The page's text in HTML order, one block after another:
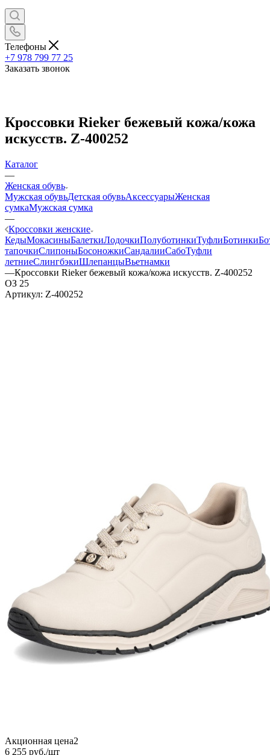
Телефоны
+7 978 799 77 25
Заказать звонок
Кроссовки Rieker бежевый кожа/кожа
искусств. Z-400252
Каталог
—
Женская обувь
Мужская обувьДетская обувьАксессуарыЖенская
сумкаМужская сумка
—
Кроссовки женские
КедыМокасиныБалеткиЛодочкиПолуботинкиТуфлиБотинки
тапочкиСлипоныБосоножкиСандалииСабоТуфли
летниеСлингбэкиШлепанцыВьетнамки
—Кроссовки Rieker бежевый кожа/кожа искусств. Z-400252
ОЗ 25
Артикул: Z-400252
Акционная цена2
6 255 руб./шт